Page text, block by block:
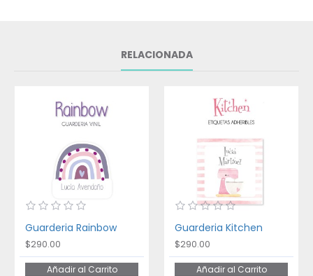
RELACIONADA
Guarderia Rainbow
$290.00
Añadir al Carrito
Guarderia Kitchen
$290.00
Añadir al Carrito